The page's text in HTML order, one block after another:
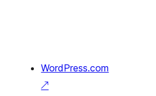
WordPress.com
↗